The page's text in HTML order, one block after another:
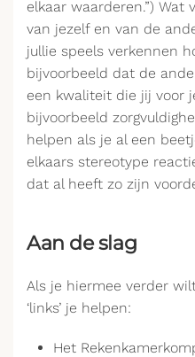
elkaar waarderen.”)
van jezelf en van de
jullie speels verkennen
bijvoorbeeld dat de
een kwaliteit die jij voor
bijvoorbeeld
helpen als je al een
elkaars stereotype
dat al heeft zo zijn
Aan de slag
Als je hiermee verder
‘links’ je helpen:
Het